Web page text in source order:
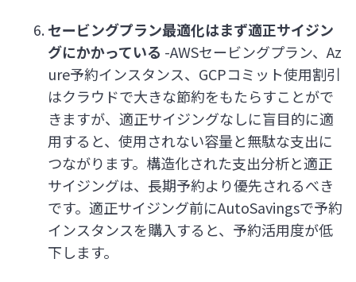
セービングプラン最適化はまず適正サイジン
グにかかっている -AWSセービングプラン、Az
ure予約インスタンス、GCPコミット使用割引
はクラウドで大きな節約をもたらすことがで
きますが、適正サイジングなしに盲目的に適
用すると、使用されない容量と無駄な支出に
つながります。構造化された支出分析と適正
サイジングは、長期予約より優先されるべき
です。適正サイジング前にAutoSavingsで予約
インスタンスを購入すると、予約活用度が低
下します。